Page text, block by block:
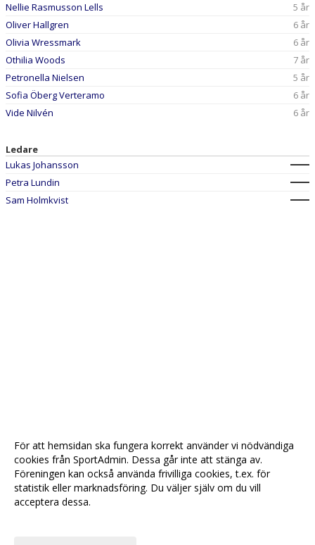
Nellie Rasmusson Lells
5 år
Oliver Hallgren
6 år
Olivia Wressmark
6 år
Othilia Woods
7 år
Petronella Nielsen
5 år
Sofia Öberg Verteramo
6 år
Vide Nilvén
6 år
Ledare
Lukas Johansson
Petra Lundin
Sam Holmkvist
För att hemsidan ska fungera korrekt använder vi nödvändiga
cookies från SportAdmin. Dessa går inte att stänga av.
Föreningen kan också använda frivilliga cookies, t.ex. för
statistik eller marknadsföring. Du väljer själv om du vill
acceptera dessa.